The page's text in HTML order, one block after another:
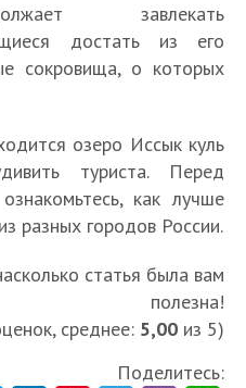
завлекать
достать из его
сокровища, о которых
озеро Иссык куль
туриста. Перед
как лучше
разных городов России.
статья была вам
полезна!
среднее: 5,00 из 5)
Поделитесь: